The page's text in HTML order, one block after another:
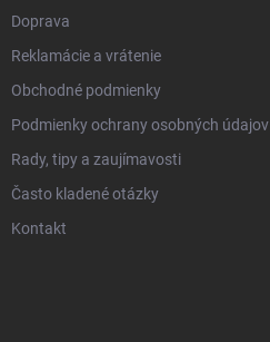
Doprava
Reklamácie a vrátenie
Obchodné podmienky
Podmienky ochrany osobných údajov
Rady, tipy a zaujímavosti
Často kladené otázky
Kontakt